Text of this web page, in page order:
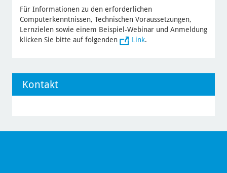
Für Informationen zu den erforderlichen
Computerkenntnissen, Technischen Voraussetzungen,
Lernzielen sowie einem Beispiel-Webinar und Anmeldung
klicken Sie bitte auf folgenden
Link.
Kontakt